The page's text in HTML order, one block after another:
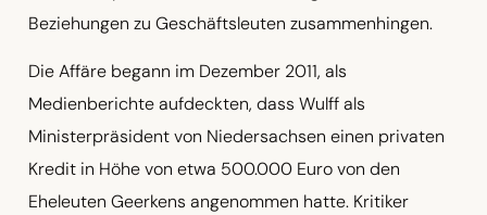
Beziehungen zu Geschäftsleuten zusammenhingen.
Die Affäre begann im Dezember 2011, als
Medienberichte aufdeckten, dass Wulff als
Ministerpräsident von Niedersachsen einen privaten
Kredit in Höhe von etwa 500.000 Euro von den
Eheleuten Geerkens angenommen hatte. Kritiker